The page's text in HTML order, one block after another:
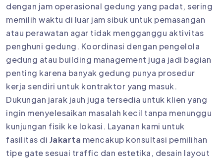
dengan jam operasional gedung yang padat, sering
memilih waktu di luar jam sibuk untuk pemasangan
atau perawatan agar tidak mengganggu aktivitas
penghuni gedung. Koordinasi dengan pengelola
gedung atau building management juga jadi bagian
penting karena banyak gedung punya prosedur
kerja sendiri untuk kontraktor yang masuk.
Dukungan jarak jauh juga tersedia untuk klien yang
ingin menyelesaikan masalah kecil tanpa menunggu
kunjungan fisik ke lokasi. Layanan kami untuk
fasilitas di Jakarta mencakup konsultasi pemilihan
tipe gate sesuai traffic dan estetika, desain layout